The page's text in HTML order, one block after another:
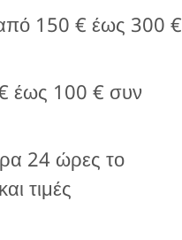
150 € έως 300 €
έως 100 € συν
24 ώρες το
τιμές